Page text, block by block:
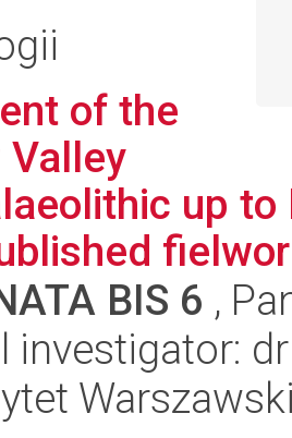
of the
Valley
up
BIS 6 ,
investigator: